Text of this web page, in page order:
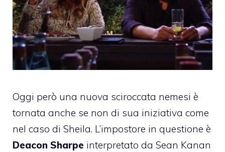
Oggi però una nuova sciroccata nemesi è
tornata anche se non di sua iniziativa come
nel caso di Sheila. L’impostore in questione è
Deacon Sharpe interpretato da Sean Kanan